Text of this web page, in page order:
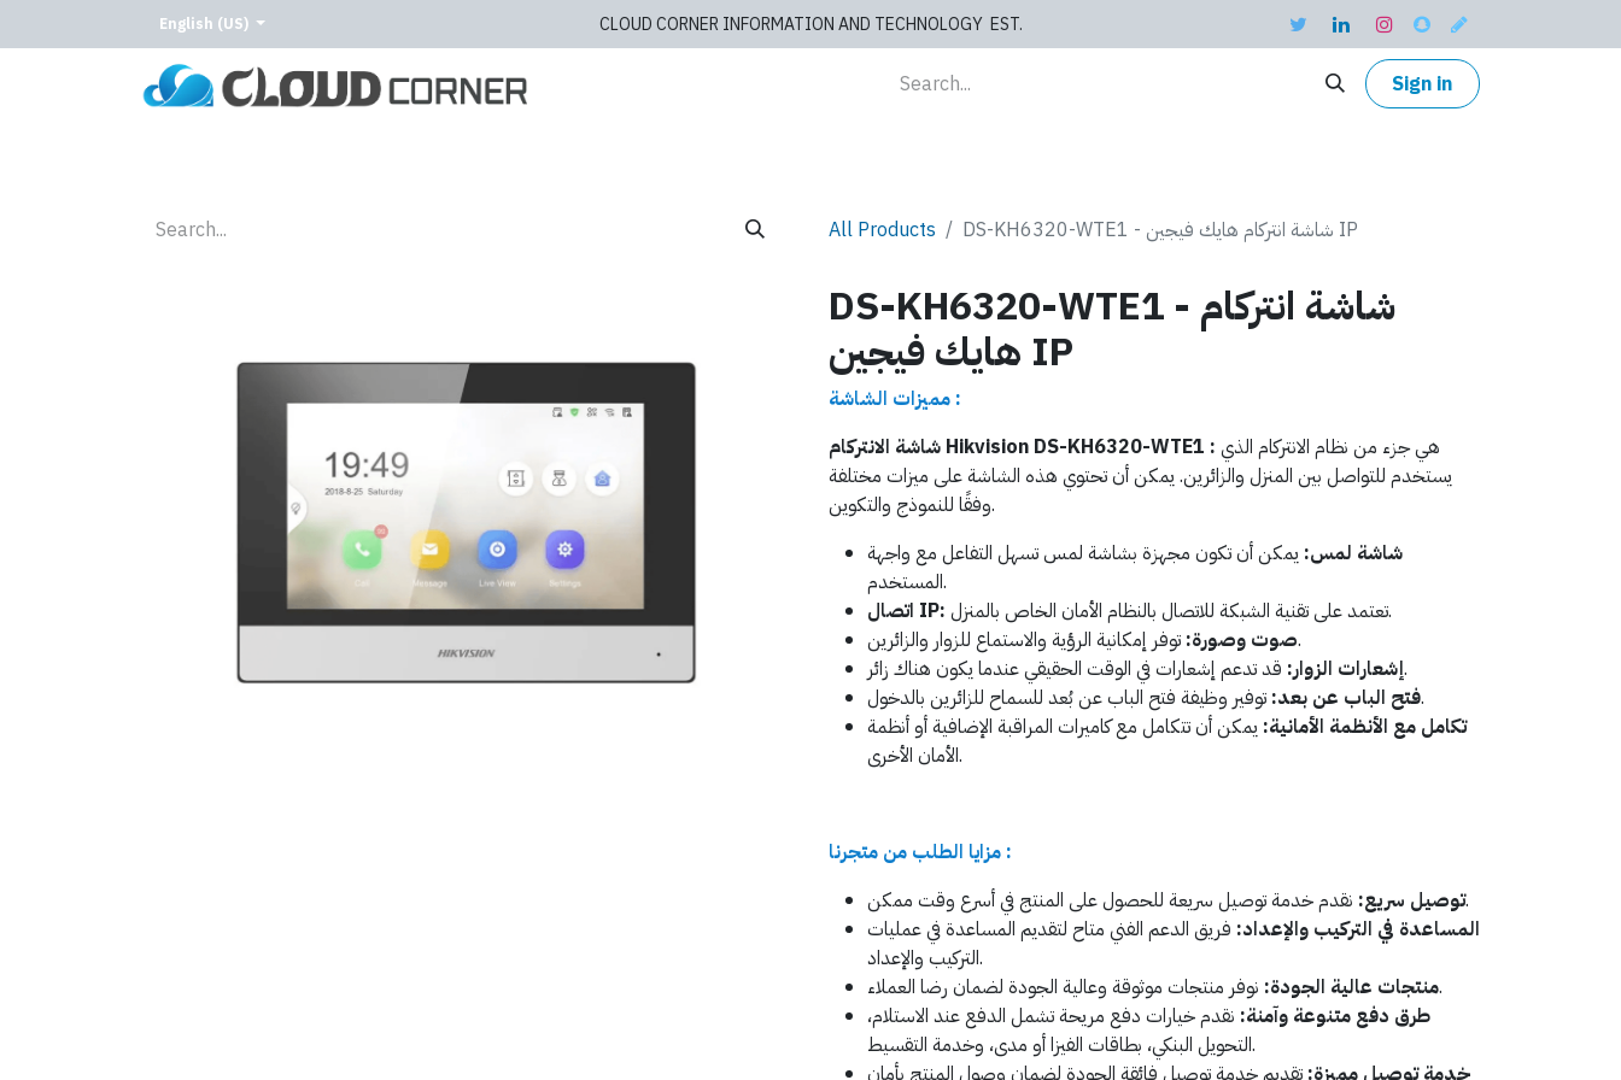
English (US) CLOUD CORNER INFORMATION AND TECHNOLOGY EST.
Sign in
All Products DS-KH6320-WTE1 - شاشة انتركام هايك فيجين IP
DS-KH6320-WTE1 - شاشة انتركام
هايك فيجين IP
مميزات الشاشة :
شاشة الانتركام Hikvision DS-KH6320-WTE1 : هي جزء من نظام الانتركام الذي
يستخدم للتواصل بين المنزل والزائرين. يمكن أن تحتوي هذه الشاشة على ميزات مختلفة
وفقًا للنموذج والتكوين.
شاشة لمس: يمكن أن تكون مجهزة بشاشة لمس تسهل التفاعل مع واجهة
المستخدم.
اتصال IP:
تعتمد على تقنية الشبكة للاتصال بالنظام الأمان الخاص بالمنزل.
صوت وصورة:توفر إمكانية الرؤية والاستماع للزوار والزائرين.
إشعارات الزوار:قد تدعم إشعارات في الوقت الحقيقي عندما يكون هناك زائر.
فتح الباب عن بعد:توفير وظيفة فتح الباب عن بُعد للسماح للزائرين بالدخول.
تكامل مع الأنظمة الأمانية: يمكن أن تتكامل مع كاميرات المراقبة الإضافية أو أنظمة
الأمان الأخرى.
مزايا الطلب من متجرنا :
توصيل سريع:نقدم خدمة توصيل سريعة للحصول على المنتج في أسرع وقت ممكن.
المساعدة في التركيب والإعداد: فريق الدعم الفني متاح لتقديم المساعدة في عمليات
التركيب والإعداد.
منتجات عالية الجودة:نوفر منتجات موثوقة وعالية الجودة لضمان رضا العملاء.
طرق دفع متنوعة وآمنة: نقدم خيارات دفع مريحة تشمل الدفع عند الاستلام،
التحويل البنكي، بطاقات الفيزا أو مدى، وخدمة التقسيط.